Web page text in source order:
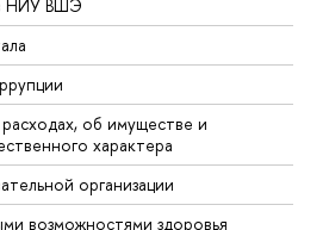
НИУ ВШЭ
об имуществе и
характера
организации
возможностями здоровья